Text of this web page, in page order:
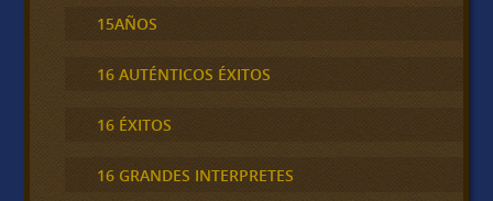
15AÑOS
16 AUTÉNTICOS ÉXITOS
16 ÉXITOS
16 GRANDES INTERPRETES